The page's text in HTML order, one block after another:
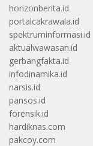
horizonberita.id
portalcakrawala.id
spektruminformasi.id
aktualwawasan.id
gerbangfakta.id
infodinamika.id
narsis.id
pansos.id
forensik.id
hardiknas.com
pakcoy.com